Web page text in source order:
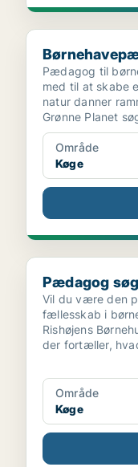
Pædagog til
med til at skabe
natur danner
Grønne Planet
Område
Køge
Pædagog søges
Pædagog
Vil du være den
fællesskab i
Rishøjens
der fortæller,
Område
Køge